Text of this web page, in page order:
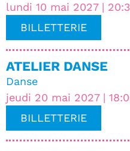
lundi 10 mai 2027 |
BILLETTERIE
jeudi 20 mai 2027 |
ATELIER DANSE
Danse
BILLETTERIE